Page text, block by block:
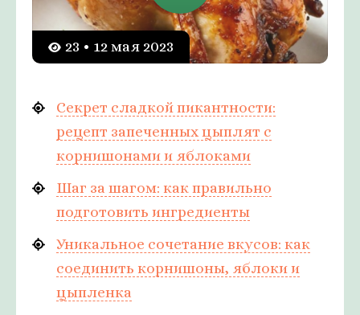
23 • 12 мая 2023
Секрет сладкой пикантности:
рецепт запеченных цыплят с
корнишонами и яблоками
Шаг за шагом: как правильно
подготовить ингредиенты
Уникальное сочетание вкусов: как
соединить корнишоны, яблоки и
цыпленка